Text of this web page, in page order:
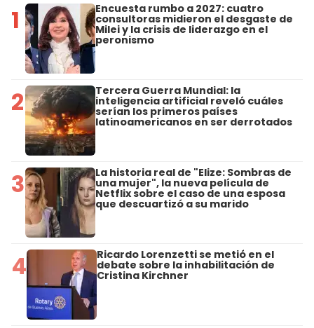
1 Encuesta rumbo a 2027: cuatro
consultoras midieron el desgaste de
Milei y la crisis de liderazgo en el
peronismo
2 Tercera Guerra Mundial: la
inteligencia artificial reveló cuáles
serían los primeros países
latinoamericanos en ser derrotados
3 La historia real de "Elize: Sombras de
una mujer", la nueva película de
Netflix sobre el caso de una esposa
que descuartizó a su marido
4 Ricardo Lorenzetti se metió en el
debate sobre la inhabilitación de
Cristina Kirchner